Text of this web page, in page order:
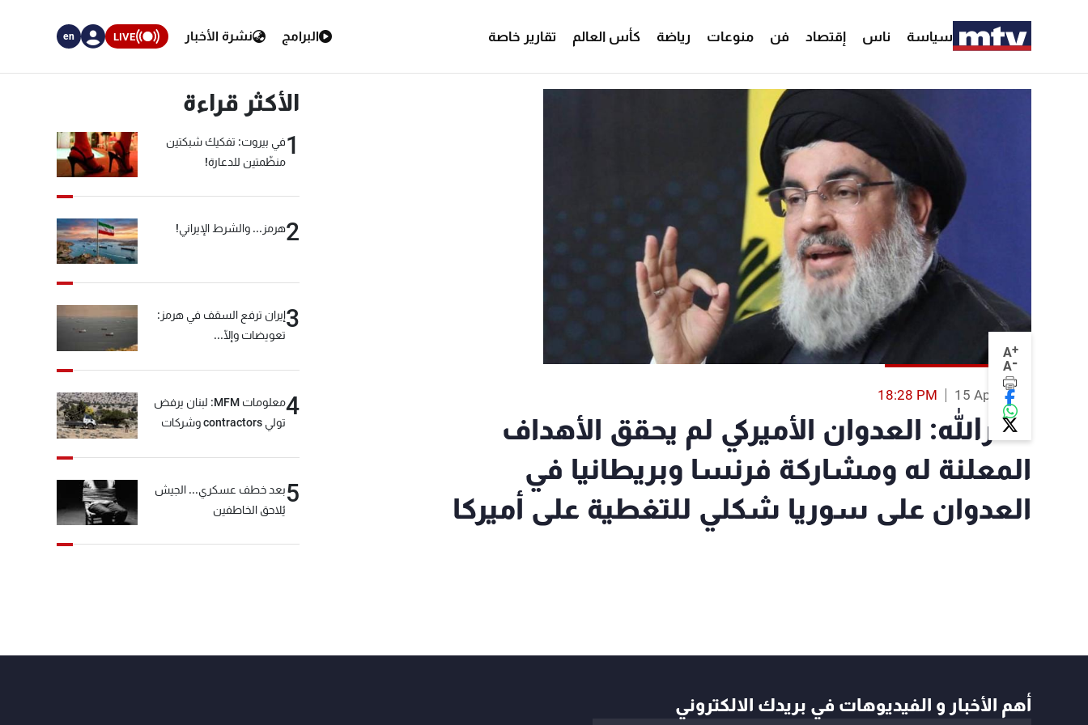
سياسة ناس إقتصاد فن منوعات رياضة كأس العالم تقارير خاصة البرامج نشرة الأخبار LIVE
en
A+
A-
15 Apr 2018
18:28 PM
نصرالله: العدوان الأميركي لم يحقق الأهداف
المعلنة له ومشاركة فرنسا وبريطانيا في
العدوان على سوريا شكلي للتغطية على أميركا
الأكثر قراءة
1في بيروت: تفكيك شبكتين
منظّمتين للدعارة!
2هرمز... والشرط الإيراني!
3إيران ترفع السقف في هرمز:
تعويضات وإلّا...
4
معلومات MFM: لبنان يرفض
تولي contractors وشركات
5بعد خطف عسكري... الجيش
يُلاحق الخاطفين
أهم الأخبار و الفيديوهات في بريدك الالكتروني